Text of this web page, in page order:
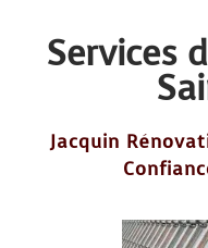
Services
Jacquin